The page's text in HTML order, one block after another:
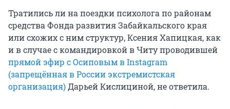
Тратились ли на поездки психолога по районам
средства Фонда развития Забайкальского края
или схожих с ним структур, Ксения Хапицкая, как
и в случае с командировкой в Читу проводившей
прямой эфир с Осиповым в Instagram
(запрещённая в России экстремистская
организация)Дарьей Кислициной, не ответила.